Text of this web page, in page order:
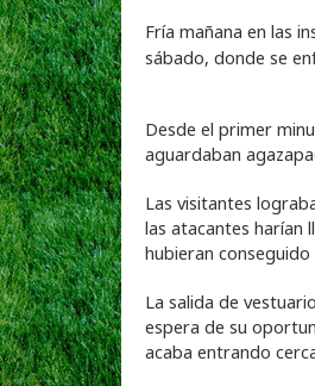
Fría mañana en las
sábado, donde se
Desde el primer
aguardaban
Las visitantes
las atacantes harían
hubieran
La salida de
espera de su
acaba entrando